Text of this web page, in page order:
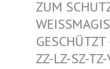
HUTZ –
GISCH
ZT -CZ-DZ-
Z-TZ-VZ-PZ-